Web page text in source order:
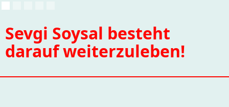
Sevgi Soysal besteht
darauf weiterzuleben!